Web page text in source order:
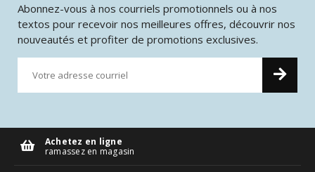
Abonnez-vous à nos courriels promotionnels ou à nos
textos pour recevoir nos meilleures offres, découvrir nos
nouveautés et profiter de promotions exclusives.
Achetez en ligne
ramassez en magasin